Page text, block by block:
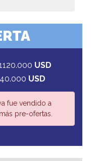
USD
USD
fue vendido a
pre-ofertas.